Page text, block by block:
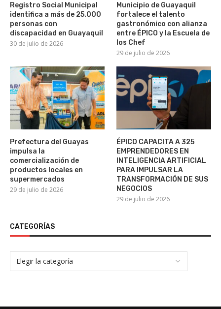
Registro Social Municipal
identifica a más de 25.000
personas con
discapacidad en Guayaquil
30 de julio de 2026
Municipio de Guayaquil
fortalece el talento
gastronómico con alianza
entre ÉPICO y la Escuela de
los Chef
29 de julio de 2026
Prefectura del Guayas
impulsa la
comercialización de
productos locales en
supermercados
29 de julio de 2026
ÉPICO CAPACITA A 325
EMPRENDEDORES EN
INTELIGENCIA ARTIFICIAL
PARA IMPULSAR LA
TRANSFORMACIÓN DE SUS
NEGOCIOS
29 de julio de 2026
CATEGORÍAS